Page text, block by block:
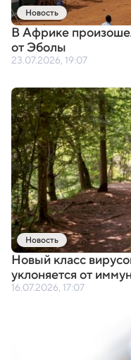
Новость
В Африке
от Эболы
23.07.2026, 19:07
Новость
Новый класс
уклоняется от
16.07.2026, 17:07